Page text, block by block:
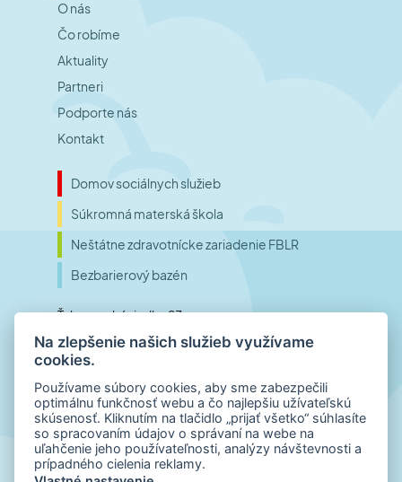
O nás
Čo robíme
Aktuality
Partneri
Podporte nás
Kontakt
Domov sociálnych služieb
Súkromná materská škola
Neštátne zdravotnícke zariadenie FBLR
Bezbarierový bazén
Ťahanovské riadky 23
040 01 Košice
Slovensko
Telefónne číslo
+421 55 798 00 01
E-mail
Na zlepšenie našich služieb využívame
cookies.
Používame súbory cookies, aby sme zabezpečili
optimálnu funkčnosť webu a čo najlepšiu užívateľskú
skúsenosť. Kliknutím na tlačidlo „prijať všetko“ súhlasíte
so spracovaním údajov o správaní na webe na
uľahčenie jeho používateľnosti, analýzy návštevnosti a
prípadného cielenia reklamy.